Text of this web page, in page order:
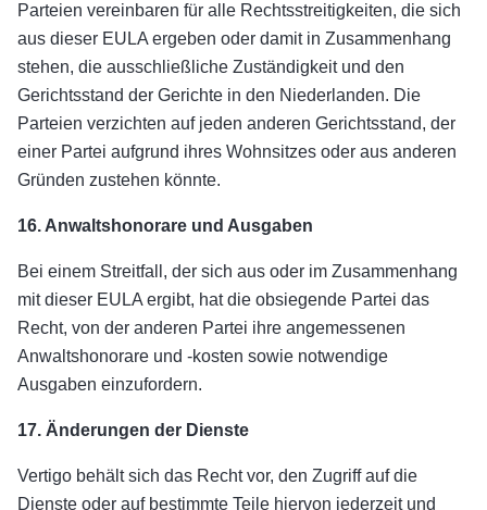
Parteien vereinbaren für alle Rechtsstreitigkeiten, die sich
aus dieser EULA ergeben oder damit in Zusammenhang
stehen, die ausschließliche Zuständigkeit und den
Gerichtsstand der Gerichte in den Niederlanden. Die
Parteien verzichten auf jeden anderen Gerichtsstand, der
einer Partei aufgrund ihres Wohnsitzes oder aus anderen
Gründen zustehen könnte.
16. Anwaltshonorare und Ausgaben
Bei einem Streitfall, der sich aus oder im Zusammenhang
mit dieser EULA ergibt, hat die obsiegende Partei das
Recht, von der anderen Partei ihre angemessenen
Anwaltshonorare und -kosten sowie notwendige
Ausgaben einzufordern.
17. Änderungen der Dienste
Vertigo behält sich das Recht vor, den Zugriff auf die
Dienste oder auf bestimmte Teile hiervon jederzeit und